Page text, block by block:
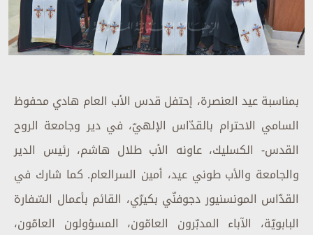
بمناسبة عيد العنصرة، إحتفل قدس الأب العام هادي محفوظ
السامي الاحترام بالقدّاس الإلهيّ، في دير وجامعة الروح
القدس- الكسليك، عاونه الأب طلال هاشم، رئيس الدير
والجامعة والأب طوني عيد، أمين السرالعام. كما شارك في
القدّاس المونسنيور دجوفنّي بكيرّي، القائم بأعمال السّفارة
البابويّة، الآباء المدبّرون العامّون، المسؤولون العامّون،